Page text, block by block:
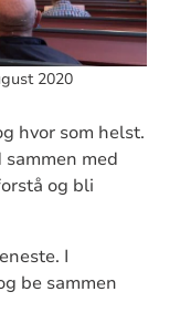
2020
hvor som helst.
med
og bli
I
be sammen